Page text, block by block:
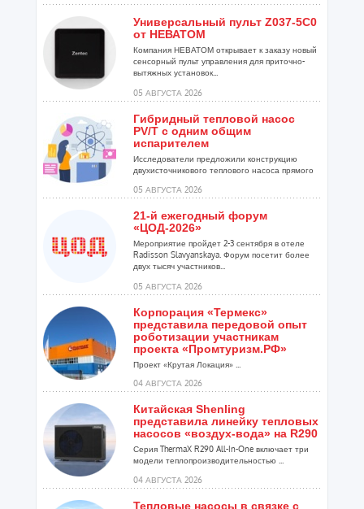
Универсальный пульт Z037-5C0
от НЕВАТОМ
Компания НЕВАТОМ открывает к заказу новый
сенсорный пульт управления для приточно-
вытяжных установок...
05 АВГУСТА 2026
Гибридный тепловой насос
PV/T с одним общим
испарителем
Исследователи предложили конструкцию
двухисточникового теплового насоса прямого
05 АВГУСТА 2026
21-й ежегодный форум
«ЦОД-2026»
Мероприятие пройдет 2-3 сентября в отеле
Radisson Slavyanskaya. Форум посетит более
двух тысяч участников...
05 АВГУСТА 2026
Корпорация «Термекс»
представила передовой опыт
роботизации участникам
проекта «Промтуризм.РФ»
Проект «Крутая Локация» ...
04 АВГУСТА 2026
Китайская Shenling
представила линейку тепловых
насосов «воздух-вода» на R290
Серия ThermaX R290 All-In-One включает три
модели теплопроизводительностью ...
04 АВГУСТА 2026
Тепловые насосы в связке с